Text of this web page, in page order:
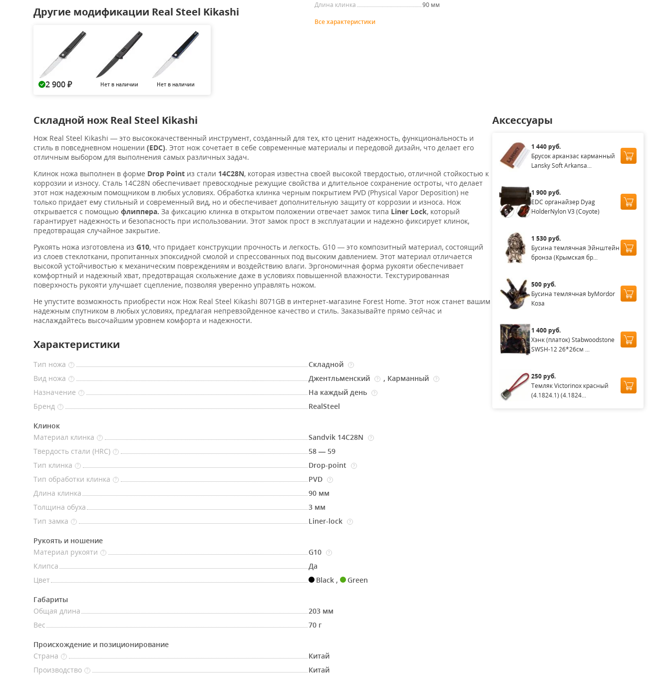
Другие модификации Real Steel Kikashi
2 900 ₽ Нет в наличии Нет в наличии
Длина клинка
90 мм
Все характеристики
Складной нож Real Steel Kikashi
Нож Real Steel Kikashi — это высококачественный инструмент, созданный для тех, кто ценит надежность, функциональность и
стиль в повседневном ношении (EDC). Этот нож сочетает в себе современные материалы и передовой дизайн, что делает его
отличным выбором для выполнения самых различных задач.
Клинок ножа выполнен в форме Drop Point из стали 14C28N, которая известна своей высокой твердостью, отличной стойкостью к
коррозии и износу. Сталь 14C28N обеспечивает превосходные режущие свойства и длительное сохранение остроты, что делает
этот нож надежным помощником в любых условиях. Обработка клинка черным покрытием PVD (Physical Vapor Deposition) не
только придает ему стильный и современный вид, но и обеспечивает дополнительную защиту от коррозии и износа. Нож
открывается с помощью флиппера. За фиксацию клинка в открытом положении отвечает замок типа Liner Lock, который
гарантирует надежность и безопасность при использовании. Этот замок прост в эксплуатации и надежно фиксирует клинок,
предотвращая случайное закрытие.
Рукоять ножа изготовлена из G10, что придает конструкции прочность и легкость. G10 — это композитный материал, состоящий
из слоев стеклоткани, пропитанных эпоксидной смолой и спрессованных под высоким давлением. Этот материал отличается
высокой устойчивостью к механическим повреждениям и воздействию влаги. Эргономичная форма рукояти обеспечивает
комфортный и надежный хват, предотвращая скольжение даже в условиях повышенной влажности. Текстурированная
поверхность рукояти улучшает сцепление, позволяя уверенно управлять ножом.
Не упустите возможность приобрести нож Нож Real Steel Kikashi 8071GB в интернет-магазине Forest Home. Этот нож станет вашим
надежным спутником в любых условиях, предлагая непревзойденное качество и стиль. Заказывайте прямо сейчас и
наслаждайтесь высочайшим уровнем комфорта и надежности.
Характеристики
Тип ножа ? Складной ?
Вид ножа ? Джентльменский ? , Карманный ?
Назначение ? На каждый день ?
Бренд ? RealSteel
Клинок
Материал клинка
? Sandvik 14C28N ?
Твердость стали (HRC) ?
58 — 59
Тип клинка
? Drop-point ?
Тип обработки клинка ? PVD ?
Длина клинка
90 мм
Толщина обуха
3 мм
Тип замка
? Liner-lock ?
Рукоять и ношение
Материал рукояти
? G10 ?
Клипса
Да
Цвет
Black , Green
Габариты
Общая длина
203 мм
Вес
70 г
Происхождение и позиционирование
Страна
?
Китай
Производство
? Китай
Аксессуары
1 440 руб.
Брусок арканзас карманный
Lansky Soft Arkansa...
1 900 руб.
EDC органайзер Dyag
HolderNylon V3 (Coyote)
1 530 руб.
Бусина темлячная Эйнштейн
бронза (Крымская бр...
500 руб.
Бусина темлячная byMordor
Коза
1 400 руб.
Хэнк (платок) Stabwoodstone
SWSH-12 26*26см ...
250 руб.
Темляк Victorinox красный
(4.1824.1) (4.1824...